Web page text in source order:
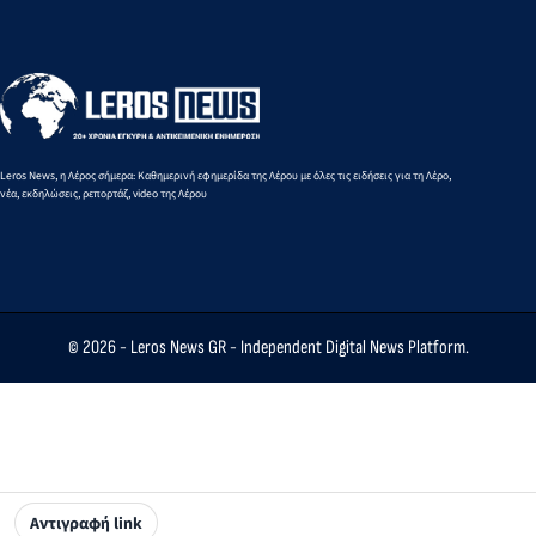
Αντιγραφή link
Leros News, η Λέρος σήμερα: Καθημερινή εφημερίδα της Λέρου με όλες τις ειδήσεις για τη Λέρο,
νέα, εκδηλώσεις, ρεπορτάζ, video της Λέρου
© 2026 - Leros News GR- Independent Digital News Platform.